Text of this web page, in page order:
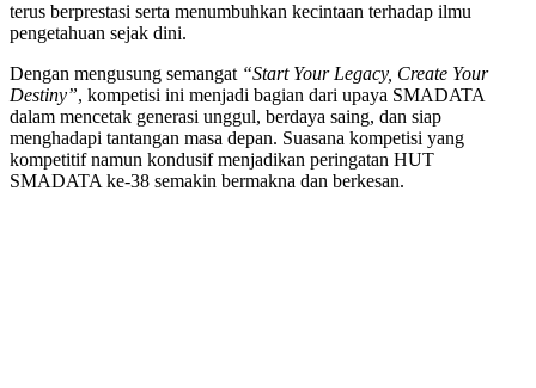
terus berprestasi serta menumbuhkan kecintaan terhadap ilmu
pengetahuan sejak dini.
Dengan mengusung semangat “Start Your Legacy, Create Your
Destiny”, kompetisi ini menjadi bagian dari upaya SMADATA
dalam mencetak generasi unggul, berdaya saing, dan siap
menghadapi tantangan masa depan. Suasana kompetisi yang
kompetitif namun kondusif menjadikan peringatan HUT
SMADATA ke-38 semakin bermakna dan berkesan.